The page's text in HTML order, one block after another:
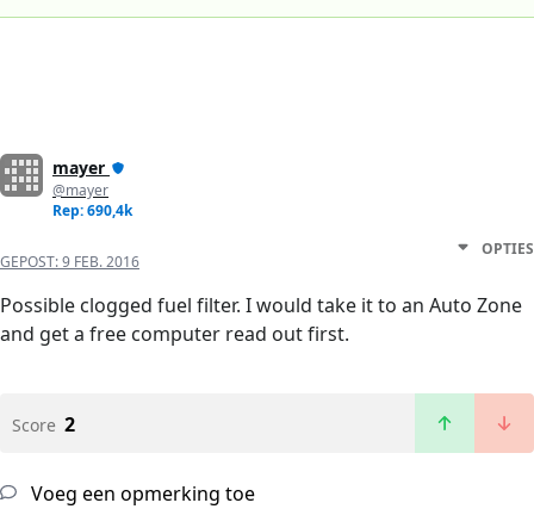
mayer
@mayer
Rep: 690,4k
GEPOST:9 FEB. 2016
OPTIES
Possible clogged fuel filter. I would take it to an Auto Zone
and get a free computer read out first.
Score 2
Voeg een opmerking toe